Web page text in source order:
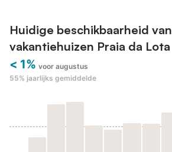
Huidige beschikbaarheid van
vakantiehuizen Praia da Lota
< 1% voor augustus
55% jaarlijks gemiddelde